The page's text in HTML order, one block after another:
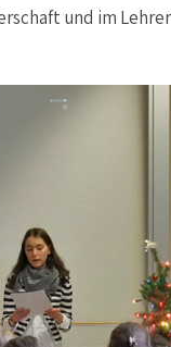
und im